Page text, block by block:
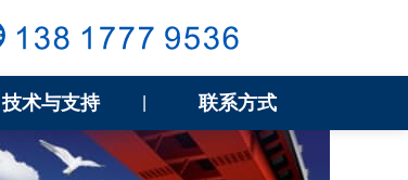
技术与支持 联系方式